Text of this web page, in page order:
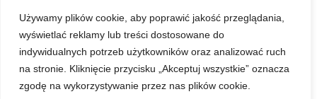
Używamy plików cookie, aby poprawić jakość przeglądania,
wyświetlać reklamy lub treści dostosowane do
indywidualnych potrzeb użytkowników oraz analizować ruch
na stronie. Kliknięcie przycisku „Akceptuj wszystkie” oznacza
zgodę na wykorzystywanie przez nas plików cookie.
konsultanta amerykańskiego programu zarządzania przez cele Best